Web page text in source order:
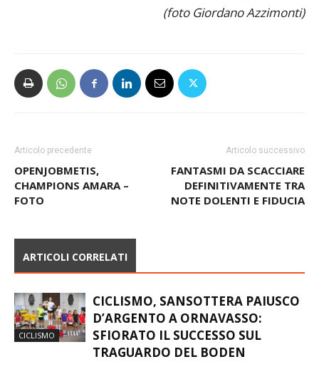
(foto Giordano Azzimonti)
Articolo precedente
OPENJOBMETIS,
CHAMPIONS AMARA –
FOTO
Articolo successivo
FANTASMI DA SCACCIARE
DEFINITIVAMENTE TRA
NOTE DOLENTI E FIDUCIA
ARTICOLI CORRELATI
CICLISMO
CICLISMO, SANSOTTERA PAIUSCO
D’ARGENTO A ORNAVASSO:
SFIORATO IL SUCCESSO SUL
TRAGUARDO DEL BODEN